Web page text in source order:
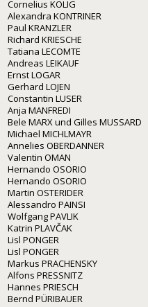
Cornelius KOLIG
Alexandra KONTRINER
Paul KRANZLER
Richard KRIESCHE
Tatiana LECOMTE
Andreas LEIKAUF
Ernst LOGAR
Gerhard LOJEN
Constantin LUSER
Anja MANFREDI
Bele MARX und Gilles MUSSARD
Michael MICHLMAYR
Annelies OBERDANNER
Valentin OMAN
Hernando OSORIO
Hernando OSORIO
Martin OSTERIDER
Alessandro PAINSI
Wolfgang PAVLIK
Katrin PLAVČAK
Lisl PONGER
Lisl PONGER
Markus PRACHENSKY
Alfons PRESSNITZ
Hannes PRIESCH
Bernd PÜRIBAUER